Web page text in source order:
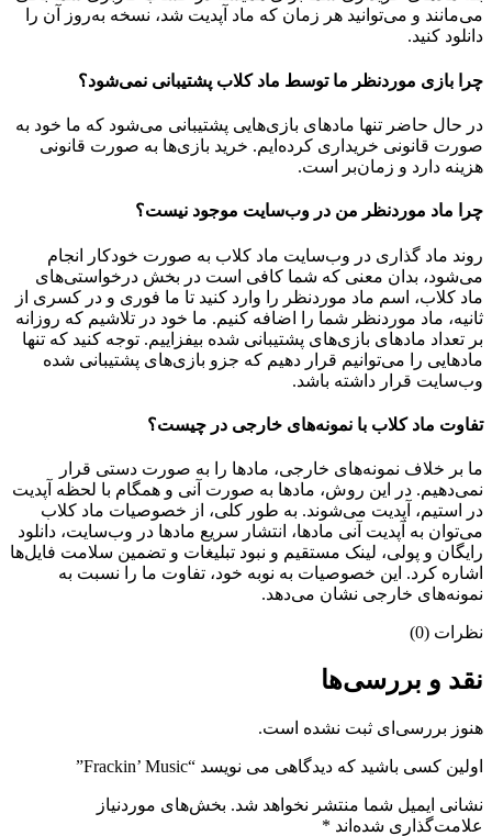
می‌مانند و می‌توانید هر زمان که ماد آپدیت شد، نسخه به‌روز آن را
دانلود کنید.
چرا بازی موردنظر ما توسط ماد کلاب پشتیبانی نمی‌شود؟
در حال حاضر تنها مادهای بازی‌هایی پشتیبانی می‌شود که ما خود به
صورت قانونی خریداری کرده‌ایم. خرید بازی‌ها به صورت قانونی
هزینه دارد و زمان‌بر است.
چرا ماد موردنظر من در وب‌سایت موجود نیست؟
روند ماد گذاری در وب‌سایت ماد کلاب به صورت خودکار انجام
می‌شود، بدان معنی که شما کافی است در بخش درخواستی‌های
ماد کلاب، اسم ماد موردنظر را وارد کنید تا ما فوری و در کسری از
ثانیه، ماد موردنظر شما را اضافه کنیم. ما خود در تلاشیم که روزانه
بر تعداد مادهای بازی‌های پشتیبانی شده بیفزاییم. توجه کنید که تنها
مادهایی را می‌توانیم قرار دهیم که جزو بازی‌های پشتیبانی شده
وب‌سایت قرار داشته باشد.
تفاوت ماد کلاب با نمونه‌های خارجی در چیست؟
ما بر خلاف نمونه‌های خارجی، مادها را به صورت دستی قرار
نمی‌دهیم. در این روش، مادها به صورت آنی و همگام با لحظه آپدیت
در استیم، آپدیت می‌شوند. به طور کلی، از خصوصیات ماد کلاب
می‌‌توان به آپدیت آنی مادها، انتشار سریع مادها در وب‌سایت، دانلود
رایگان و پولی، لینک مستقیم و نبود تبلیغات و تضمین سلامت فایل‌ها
اشاره کرد. این خصوصیات به نوبه خود، تفاوت ما را نسبت به
نمونه‌های خارجی نشان می‌دهد.
نظرات (0)
نقد و بررسی‌ها
هنوز بررسی‌ای ثبت نشده است.
اولین کسی باشید که دیدگاهی می نویسد “Frackin’ Music”
نشانی ایمیل شما منتشر نخواهد شد. بخش‌های موردنیاز
علامت‌گذاری شده‌اند *